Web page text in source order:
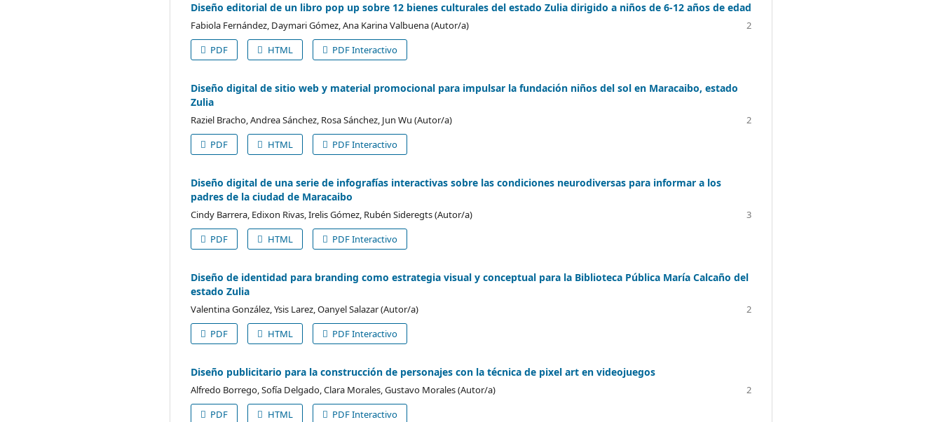
Diseño editorial de un libro pop up sobre 12 bienes culturales del estado Zulia dirigido a niños de 6-12 años de edad
Fabiola Fernández, Daymari Gómez, Ana Karina Valbuena (Autor/a)
2
PDF
HTML PDF Interactivo
Diseño digital de sitio web y material promocional para impulsar la fundación niños del sol en Maracaibo, estado
Zulia
Raziel Bracho, Andrea Sánchez, Rosa Sánchez, Jun Wu (Autor/a)
2
PDF
HTML PDF Interactivo
Diseño digital de una serie de infografías interactivas sobre las condiciones neurodiversas para informar a los
padres de la ciudad de Maracaibo
Cindy Barrera, Edixon Rivas, Irelis Gómez, Rubén Sideregts (Autor/a)
3
PDF
HTML PDF Interactivo
Diseño de identidad para branding como estrategia visual y conceptual para la Biblioteca Pública María Calcaño del
estado Zulia
Valentina González, Ysis Larez, Oanyel Salazar (Autor/a)
2
PDF
HTML PDF Interactivo
Diseño publicitario para la construcción de personajes con la técnica de pixel art en videojuegos
Alfredo Borrego, Sofía Delgado, Clara Morales, Gustavo Morales (Autor/a)
2
PDF
HTML PDF Interactivo